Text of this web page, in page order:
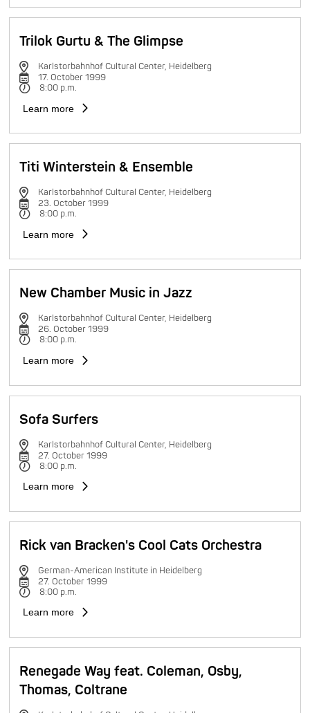
Trilok Gurtu & The Glimpse
Karlstorbahnhof Cultural Center, Heidelberg
17. October 1999
8:00 p.m.
Learn more
Titi Winterstein & Ensemble
Karlstorbahnhof Cultural Center, Heidelberg
23. October 1999
8:00 p.m.
Learn more
New Chamber Music in Jazz
Karlstorbahnhof Cultural Center, Heidelberg
26. October 1999
8:00 p.m.
Learn more
Sofa Surfers
Karlstorbahnhof Cultural Center, Heidelberg
27. October 1999
8:00 p.m.
Learn more
Rick van Bracken's Cool Cats Orchestra
German-American Institute in Heidelberg
27. October 1999
8:00 p.m.
Learn more
Renegade Way feat. Coleman, Osby,
Thomas, Coltrane